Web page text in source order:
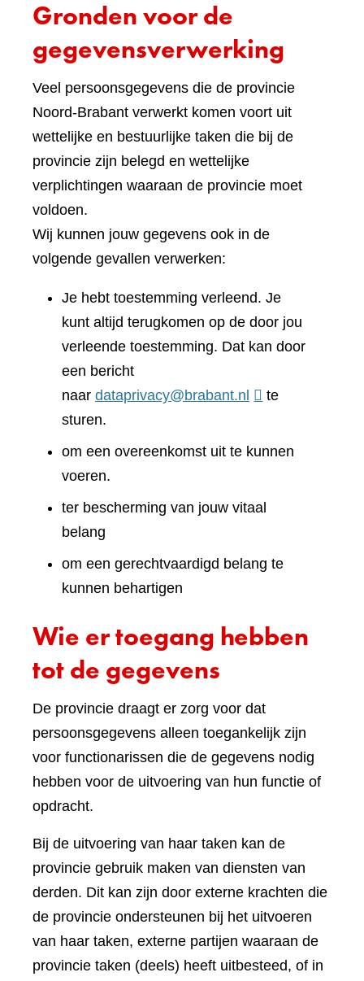
Gronden voor de
gegevensverwerking
Veel persoonsgegevens die de provincie
Noord-Brabant verwerkt komen voort uit
wettelijke en bestuurlijke taken die bij de
provincie zijn belegd en wettelijke
verplichtingen waaraan de provincie moet
voldoen.
Wij kunnen jouw gegevens ook in de
volgende gevallen verwerken:
Je hebt toestemming verleend. Je
kunt altijd terugkomen op de door jou
verleende toestemming. Dat kan door
een bericht
naar dataprivacy@brabant.nl
te
sturen.
om een overeenkomst uit te kunnen
voeren.
ter bescherming van jouw vitaal
belang
om een gerechtvaardigd belang te
kunnen behartigen
Wie er toegang hebben
tot de gegevens
De provincie draagt er zorg voor dat
persoonsgegevens alleen toegankelijk zijn
voor functionarissen die de gegevens nodig
hebben voor de uitvoering van hun functie of
opdracht.
Bij de uitvoering van haar taken kan de
provincie gebruik maken van diensten van
derden. Dit kan zijn door externe krachten die
de provincie ondersteunen bij het uitvoeren
van haar taken, externe partijen waaraan de
provincie taken (deels) heeft uitbesteed, of in